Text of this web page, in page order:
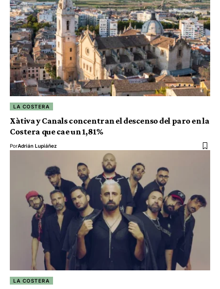
LA COSTERA
Xàtiva y Canals concentran el descenso del paro en la
Costera que cae un 1,81%
PorAdrián Lupiáñez
LA COSTERA